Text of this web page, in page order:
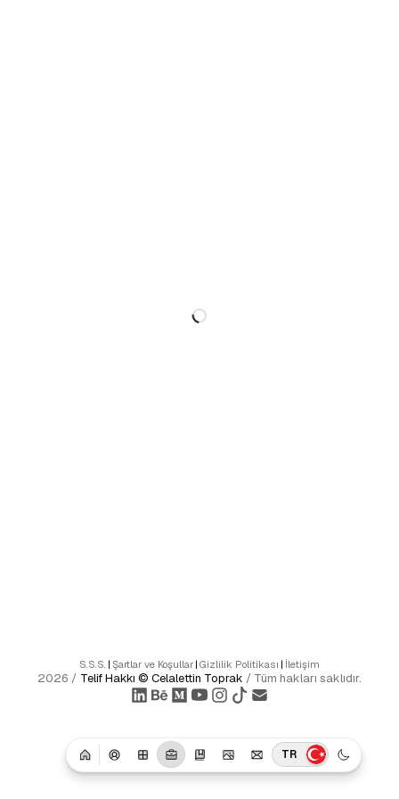
TR
S.S.S. | Şartlar ve Koşullar | Gizlilik Politikası | İletişim
2026 / Telif Hakkı © Celalettin Toprak / Tüm hakları saklıdır.